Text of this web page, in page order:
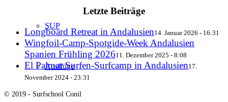
SUP
Ausflüge
Letzte Beiträge
Longboard Retreat in Andalusien14. Januar 2026 - 16:31
Wingfoil-Camp-Spotgide-Week Andalusien
Spanien Frühling 202611. Dezember 2025 - 8:08
El Palmar Surfen-Surfcamp in Andalusien17.
November 2024 - 23:31
© 2019 - Surfschool Conil